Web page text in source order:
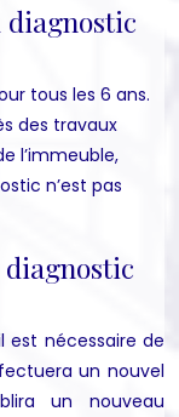
tous les 6 ans.
des travaux
l’immeuble,
n’est pas
est nécessaire de
un nouvel
un nouveau